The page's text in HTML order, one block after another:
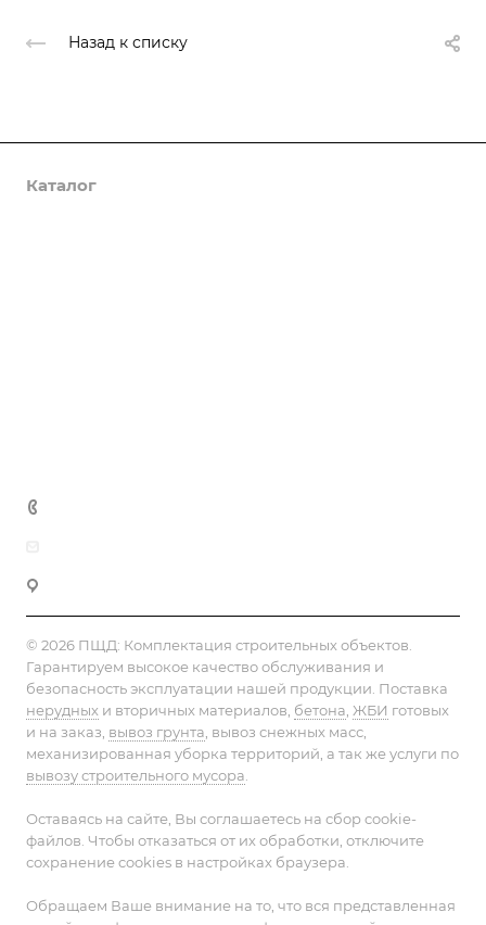
Назад к списку
Каталог
© 2026 ПЩД: Комплектация строительных объектов
Гарантируем высокое качество обслуживания и
безопасность эксплуатации нашей продукции. Поставка
нерудных и вторичных материалов, бетона ЖБИ готовых
и на заказ, вывоз грунта , вывоз снежных масс,
механизированная уборка территорий, а так же услуги по
вывозу строительного мусора
Оставаясь на сайте, Вы соглашаетесь на сбор cookie-
файлов. Чтобы отказаться от их обработки, отключите
сохранение cookies в настройках браузера.
Обращаем Ваше внимание на то, что вся представленная